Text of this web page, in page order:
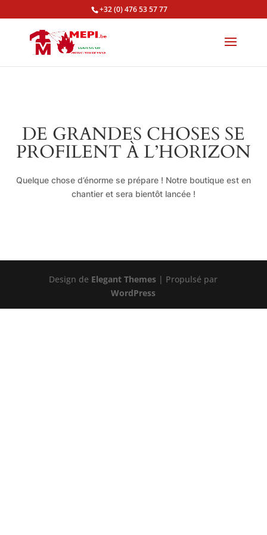
+32 (0) 476 53 57 77
DE GRANDES CHOSES SE
PROFILENT À L’HORIZON
Quelque chose d’énorme se prépare ! Notre boutique est en
chantier et sera bientôt lancée !
Design de Elegant Themes | Propulsé par
WordPress